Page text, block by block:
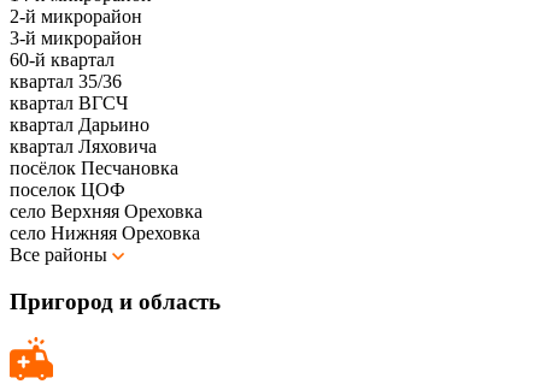
2-й микрорайон
3-й микрорайон
60-й квартал
квартал 35/36
квартал ВГСЧ
квартал Дарьино
квартал Ляховича
посёлок Песчановка
поселок ЦОФ
село Верхняя Ореховка
село Нижняя Ореховка
Все районы
Пригород и область